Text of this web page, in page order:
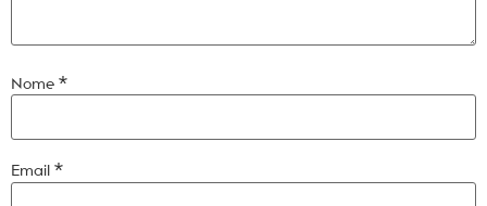
Nome *
Email *